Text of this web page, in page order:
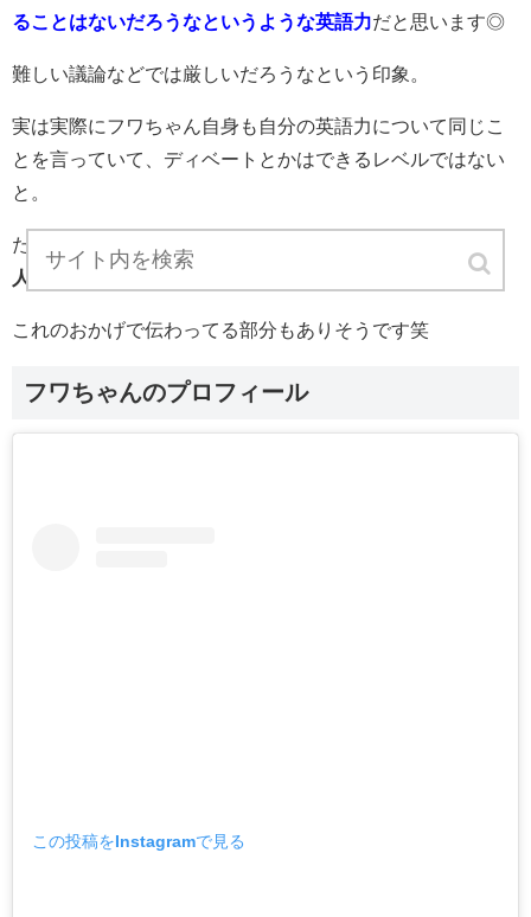
ることはないだろうなというような英語力だと思います◎
難しい議論などでは厳しいだろうなという印象。
実は実際にフワちゃん自身も自分の英語力について同じこ
とを言っていて、ディベートとかはできるレベルではない
と。
ただ フワちゃんのすごいところ
人とでも仲良くなっちゃうコミュニケーション力。
これのおかげで伝わってる部分もありそうです笑
フワちゃんのプロフィール
この投稿をInstagramで見る